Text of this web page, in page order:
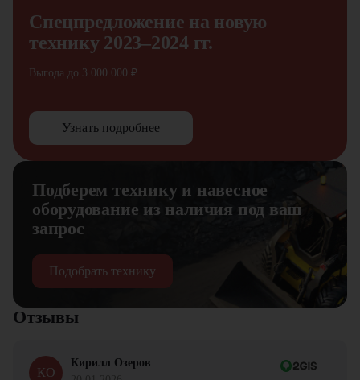
Спецпредложение на новую
технику 2023–2024 гг.
Выгода до 3 000 000 ₽
Узнать подробнее
Подберем технику и навесное
оборудование из наличия под ваш
запрос
Подобрать технику
Отзывы
КО
Кирилл Озеров